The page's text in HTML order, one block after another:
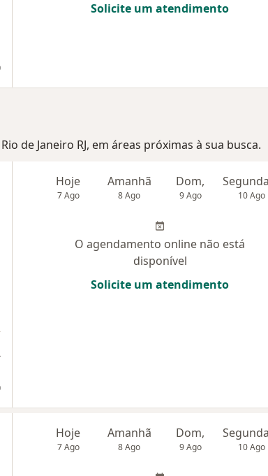
Solicite um atendimento
de Janeiro RJ, em áreas próximas à sua busca.
Hoje
7 Ago
Amanhã
8 Ago
Dom,
9 Ago 10 Ago
O agendamento online não está
disponível
Solicite um atendimento
Hoje
7 Ago
Amanhã
8 Ago
Dom,
9 Ago 10 Ago